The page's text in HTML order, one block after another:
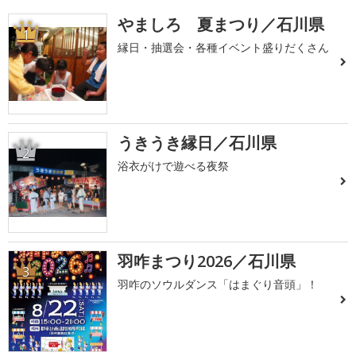
1 やましろ 夏まつり／石川県
縁日・抽選会・各種イベント盛りだくさん
2 うきうき縁日／石川県
浴衣がけで遊べる夜祭
3 羽咋まつり2026／石川県
羽咋のソウルダンス「はまぐり音頭」！